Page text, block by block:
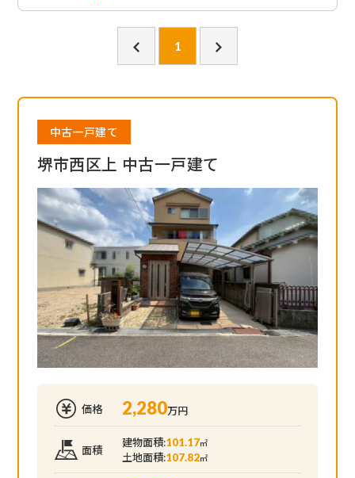
1
中古一戸建て
堺市西区上 中古一戸建て
価格 2,280万円
面積 建物面積:101.17㎡
土地面積:107.82㎡